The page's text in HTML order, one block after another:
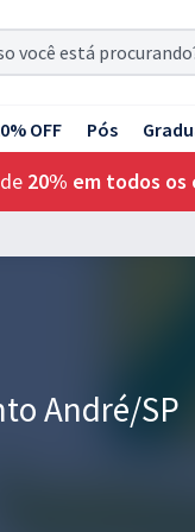
OFF Pós
20% em todos os
André/SP